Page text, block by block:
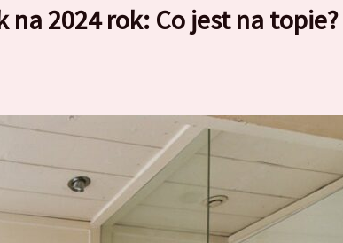
2024 rok: Co jest na topie?